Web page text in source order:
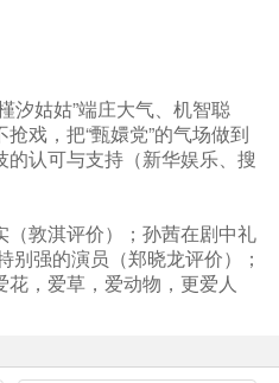
汐姑姑”端庄大气、机智聪
戏，把“甄嬛党”的气场做到
认可与支持（新华娱乐、搜
敦淇评价）；孙茜在剧中礼
强的演员（郑晓龙评价）；
，爱草，爱动物，更爱人